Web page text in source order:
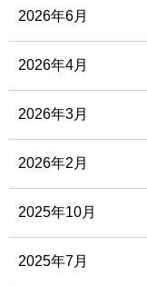
2026年6月
2026年4月
2026年3月
2026年2月
2025年10月
2025年7月